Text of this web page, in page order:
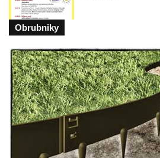
Areál Mikov v Mikulášovicích – Ignaze
Röslera synové, továrna kovového
Dům správce hřbitova v Mikulášovicích
Tovární budova v Mikulášovicích –
Pohl, továrna na gumové stuhy
Tovární budova čp. 478 v
Franz Frenzel, továrna na nože
Tovární budova jižně od dolního
Mikulášovicích – Josef Kunert &
Obrubniky